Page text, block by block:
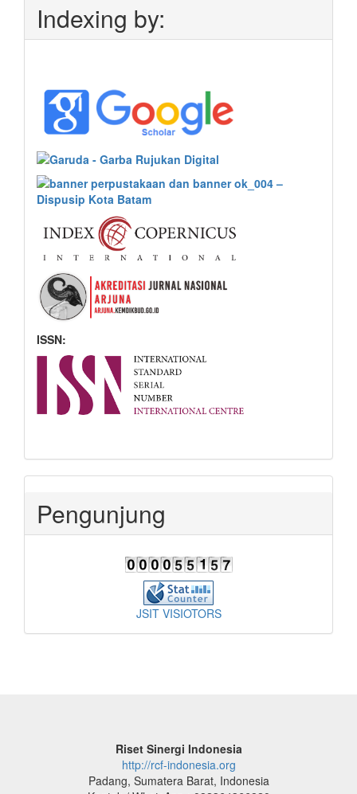
Indexing by:
ISSN:
Pengunjung
JSIT VISIOTORS
Riset Sinergi Indonesia
http://rcf-indonesia.org
Padang, Sumatera Barat, Indonesia